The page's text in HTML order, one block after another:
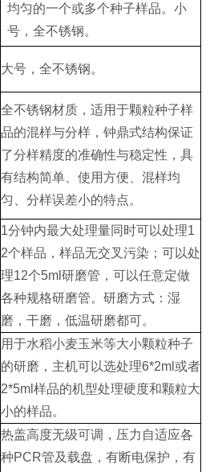
均匀的一个或多个种子样品。小
号，全不锈钢。
大号，全不锈钢。
全不锈钢材质，适用于颗粒种子样
品的混样与分样，钟鼎式结构保证
了分样精度的准确性与稳定性，具
有结构简单、使用方便、混样均
匀、分样误差小的特点。
1分钟内最大处理量同时可以处理1
2个样品，样品无交叉污染；可以处
理12个5ml研磨管，可以任意定做
各种规格研磨管。研磨方式：湿
磨，干磨，低温研磨都可。
用于水稻小麦玉米等大小颗粒种子
的研磨，主机可以选处理6*2ml或者
2*5ml样品的机型处理硬度和颗粒大
小的样品。
热盖高度无级可调，压力自适应各
种PCR管及载盘，有断电保护，有